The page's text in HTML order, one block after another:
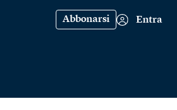
Abbonarsi Entra